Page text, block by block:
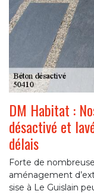
DM Habitat :
désactivé et
délais
Forte de
aménagement
sise à Le Guislain